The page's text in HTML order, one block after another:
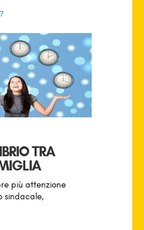
TRA
più attenzione
sindacale,